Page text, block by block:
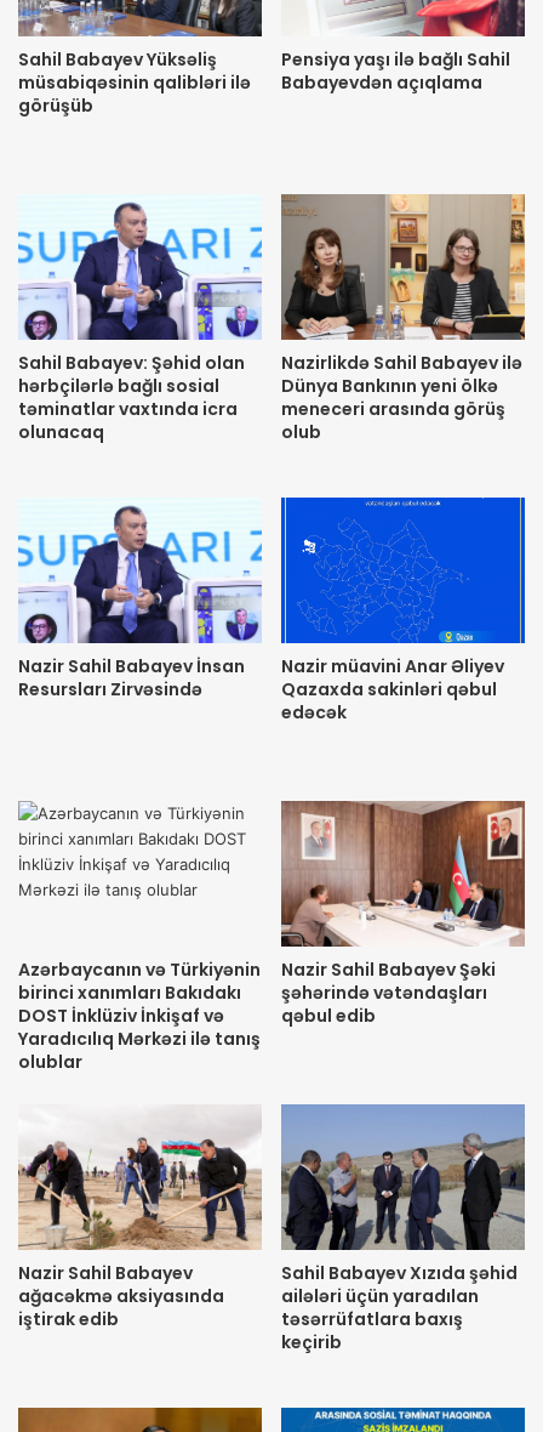
Sahil Babayev Yüksəliş
müsabiqəsinin qalibləri ilə
görüşüb
Pensiya yaşı ilə bağlı Sahil
Babayevdən açıqlama
Sahil Babayev: Şəhid olan
hərbçilərlə bağlı sosial
təminatlar vaxtında icra
olunacaq
Nazirlikdə Sahil Babayev ilə
Dünya Bankının yeni ölkə
meneceri arasında görüş
olub
Nazir Sahil Babayev İnsan
Resursları Zirvəsində
Nazir müavini Anar Əliyev
Qazaxda sakinləri qəbul
edəcək
Azərbaycanın və Türkiyənin
birinci xanımları Bakıdakı
DOST İnklüziv İnkişaf və
Yaradıcılıq Mərkəzi ilə tanış
olublar
Nazir Sahil Babayev Şəki
şəhərində vətəndaşları
qəbul edib
Nazir Sahil Babayev
ağacəkmə aksiyasında
iştirak edib
Sahil Babayev Xızıda şəhid
ailələri üçün yaradılan
təsərrüfatlara baxış
keçirib